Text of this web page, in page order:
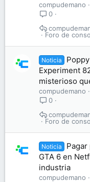
compudemano
0
Foro de
Noticia
Experiment
misterioso
compudemano
0
Foro de
Noticia
GTA 6 en
industria
compudemano